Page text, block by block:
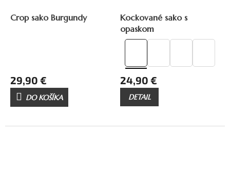
Crop sako Burgundy
29,90 €
DO KOŠÍKA
Kockované sako s
opaskom
24,90 €
DETAIL